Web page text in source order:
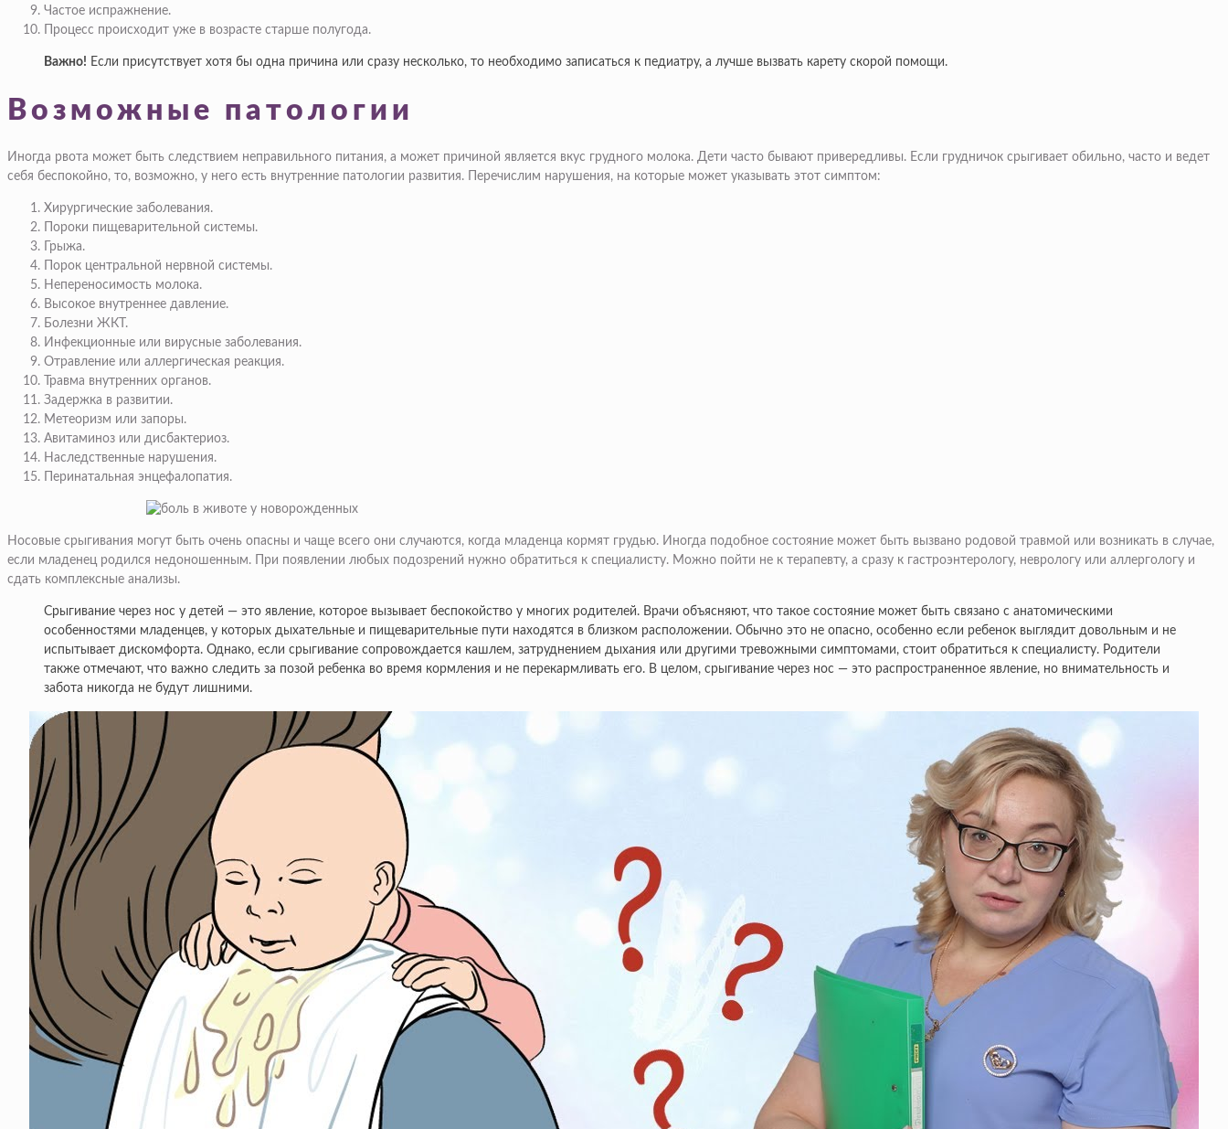
Частое испражнение.
Процесс происходит уже в возрасте старше полугода.
Важно! Если присутствует хотя бы одна причина или сразу несколько, то необходимо записаться к педиатру, а лучше вызвать карету скорой помощи.
Возможные патологии
Иногда рвота может быть следствием неправильного питания, а может причиной является вкус грудного молока. Дети часто бывают привередливы. Если грудничок срыгивает обильно, часто и ведет
себя беспокойно, то, возможно, у него есть внутренние патологии развития. Перечислим нарушения, на которые может указывать этот симптом:
Хирургические заболевания.
Пороки пищеварительной системы.
Грыжа.
Порок центральной нервной системы.
Непереносимость молока.
Высокое внутреннее давление.
Болезни ЖКТ.
Инфекционные или вирусные заболевания.
Отравление или аллергическая реакция.
Травма внутренних органов.
Задержка в развитии.
Метеоризм или запоры.
Авитаминоз или дисбактериоз.
Наследственные нарушения.
Перинатальная энцефалопатия.
Носовые срыгивания могут быть очень опасны и чаще всего они случаются, когда младенца кормят грудью. Иногда подобное состояние может быть вызвано родовой травмой или возникать в случае,
если младенец родился недоношенным. При появлении любых подозрений нужно обратиться к специалисту. Можно пойти не к терапевту, а сразу к гастроэнтерологу, неврологу или аллергологу и
сдать комплексные анализы.
Срыгивание через нос у детей — это явление, которое вызывает беспокойство у многих родителей. Врачи объясняют, что такое состояние может быть связано с анатомическими
особенностями младенцев, у которых дыхательные и пищеварительные пути находятся в близком расположении. Обычно это не опасно, особенно если ребенок выглядит довольным и не
испытывает дискомфорта. Однако, если срыгивание сопровождается кашлем, затруднением дыхания или другими тревожными симптомами, стоит обратиться к специалисту. Родители
также отмечают, что важно следить за позой ребенка во время кормления и не перекармливать его. В целом, срыгивание через нос — это распространенное явление, но внимательность и
забота никогда не будут лишними.